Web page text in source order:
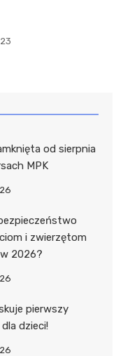
od sierpnia
MPK
i zwierzętom
2026?
pierwszy
dzieci!